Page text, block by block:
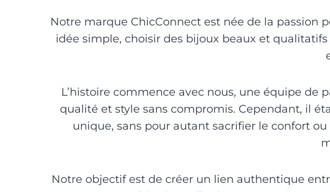
Notre marque ChicConnect est née de la passion
idée simple, choisir des bijoux beaux et
L’histoire commence avec nous, une équipe
qualité et style sans compromis. Cependant, il
unique, sans pour autant sacrifier le confort
Notre objectif est de créer un lien authentique